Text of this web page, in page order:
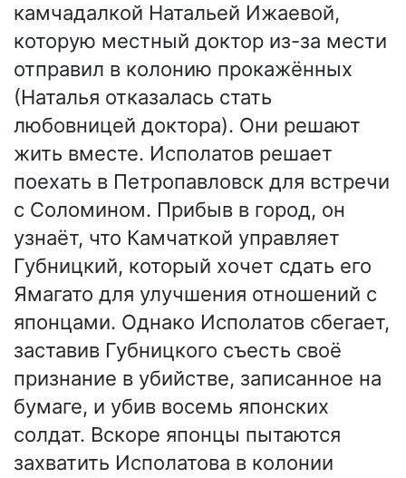
камчадалкой Натальей Ижаевой,
которую местный доктор из-за мести
отправил в колонию прокажённых
(Наталья отказалась стать
любовницей доктора). Они решают
жить вместе. Исполатов решает
поехать в Петропавловск для встречи
с Соломином. Прибыв в город, он
узнаёт, что Камчаткой управляет
Губницкий, который хочет сдать его
Ямагато для улучшения отношений с
японцами. Однако Исполатов сбегает,
заставив Губницкого съесть своё
признание в убийстве, записанное на
бумаге, и убив восемь японских
солдат. Вскоре японцы пытаются
захватить Исполатова в колонии